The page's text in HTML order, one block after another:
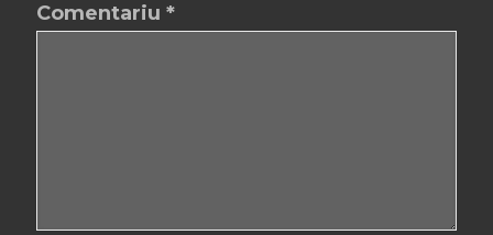
Comentariu *